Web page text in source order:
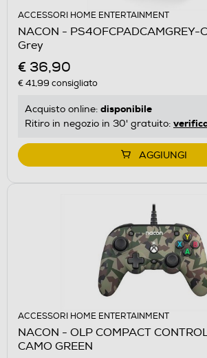
ACCESSORI HOME ENTERTAINMENT
NACON - PS4OFCPADCAMGREY-
Grey
€ 36,90
€ 41,99 consigliato
Acquisto online: disponibile
Ritiro in negozio in 30' gratuito:
AGGIUNGI
ACCESSORI HOME ENTERTAINMENT
NACON - OLP COMPACT
CAMO GREEN